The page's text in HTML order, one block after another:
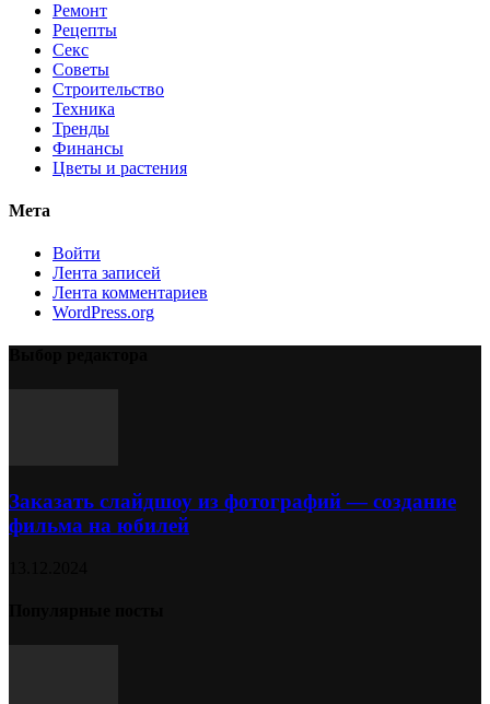
Ремонт
Рецепты
Секс
Советы
Строительство
Техника
Тренды
Финансы
Цветы и растения
Мета
Войти
Лента записей
Лента комментариев
WordPress.org
Заказать слайдшоу из фотографий — создание
фильма на юбилей